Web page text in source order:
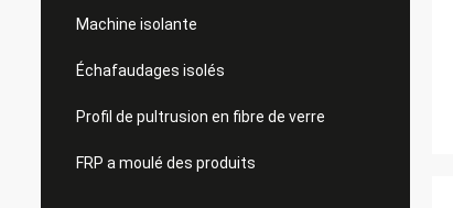
Machine isolante
Échafaudages isolés
Profil de pultrusion en fibre de verre
FRP a moulé des produits